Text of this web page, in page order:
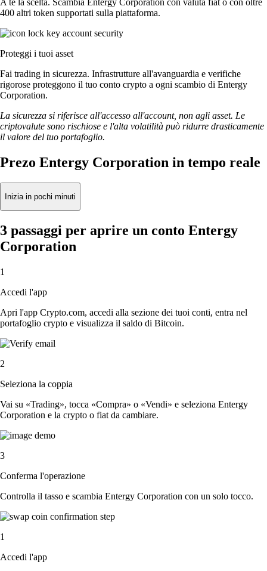
400 altri token supportati sulla piattaforma.
Proteggi i tuoi asset
Fai trading in sicurezza. Infrastrutture all'avanguardia e verifiche
rigorose proteggono il tuo conto crypto a ogni scambio di Entergy
Corporation.
La sicurezza si riferisce all'accesso all'account, non agli asset. Le
criptovalute sono rischiose e l'alta volatilità può ridurre drasticamente
il valore del tuo portafoglio.
Prezo Entergy Corporation in tempo reale
Inizia in pochi minuti
3 passaggi per aprire un conto Entergy
Corporation
1
Accedi l'app
Apri l'app Crypto.com, accedi alla sezione dei tuoi conti, entra nel
portafoglio crypto e visualizza il saldo di Bitcoin.
2
Seleziona la coppia
Vai su «Trading», tocca «Compra» o «Vendi» e seleziona Entergy
Corporation e la crypto o fiat da cambiare.
3
Conferma l'operazione
Controlla il tasso e scambia Entergy Corporation con un solo tocco.
1
Accedi l'app